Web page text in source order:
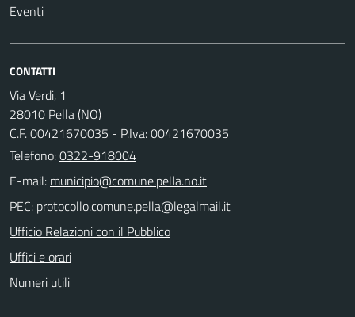
Eventi
CONTATTI
Via Verdi, 1
28010 Pella (NO)
C.F. 00421670035 - P.Iva: 00421670035
Telefono:0322-918004
E-mail:
PEC:
Ufficio Relazioni con il Pubblico
Uffici e orari
Numeri utili